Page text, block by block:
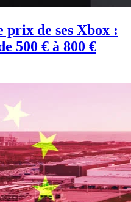
de ses Xbox :
500 € à 800 €